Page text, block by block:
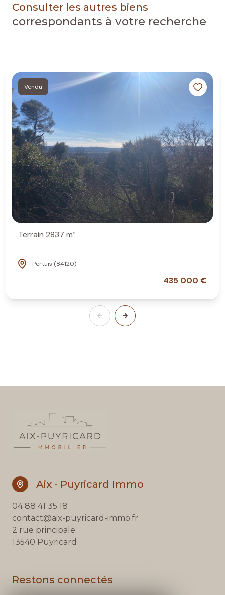
Consulter les autres biens
correspondants à votre recherche
Vendu
Terrain 2837 m²
Pertuis (84120)
435 000 €
Aix - Puyricard Immo
04 88 41 35 18
contact@aix-puyricard-immo.fr
2 rue principale
13540 Puyricard
Restons connectés